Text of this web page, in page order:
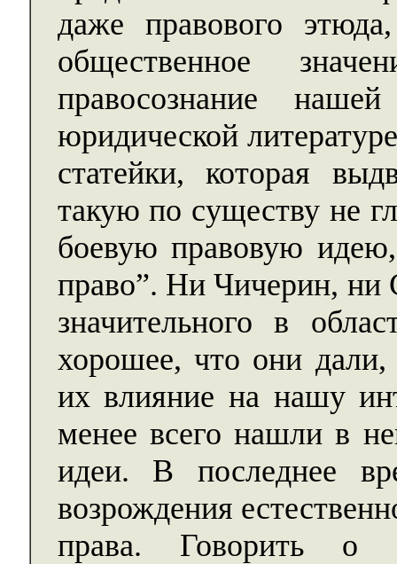
даже правового
общественное
правосознание
юридической
статейки, которая
такую по существу не
боевую правовую идею,
право”. Ни Чичерин, ни
значительного в
хорошее, что они дали,
их влияние на нашу
менее всего нашли в
идеи. В последнее
возрождения
права. Говорить о